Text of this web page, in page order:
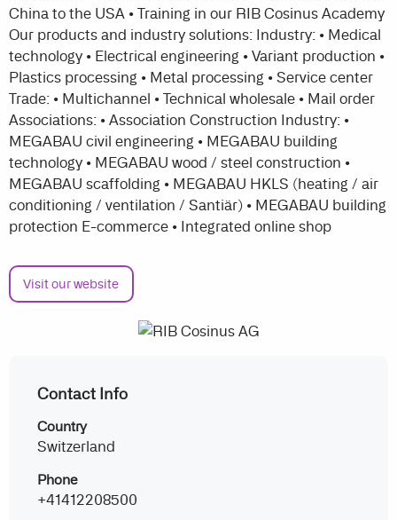
China to the USA • Training in our RIB Cosinus Academy
Our products and industry solutions: Industry: • Medical
technology • Electrical engineering • Variant production •
Plastics processing • Metal processing • Service center
Trade: • Multichannel • Technical wholesale • Mail order
Associations: • Association Construction Industry: •
MEGABAU civil engineering • MEGABAU building
technology • MEGABAU wood / steel construction •
MEGABAU scaffolding • MEGABAU HKLS (heating / air
conditioning / ventilation / Santiär) • MEGABAU building
protection E-commerce • Integrated online shop
Visit our website
Contact Info
Country
Switzerland
Phone
+41412208500